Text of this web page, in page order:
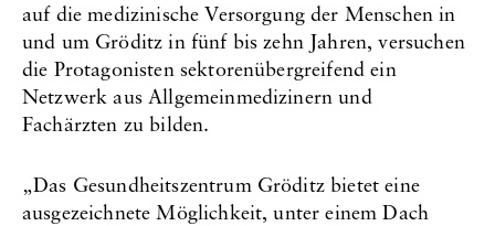
auf die medizinische Versorgung der Menschen in
und um Gröditz in fünf bis zehn Jahren, versuchen
die Protagonisten sektorenübergreifend ein
Netzwerk aus Allgemeinmedizinern und
Fachärzten zu bilden.
„Das Gesundheitszentrum Gröditz bietet eine
ausgezeichnete Möglichkeit, unter einem Dach